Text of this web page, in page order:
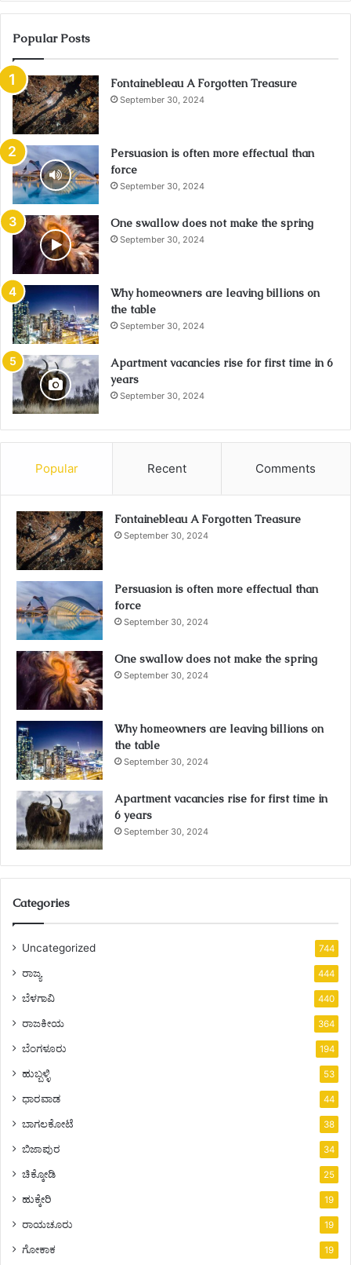
Popular Posts
Fontainebleau A Forgotten Treasure
September 30, 2024
Persuasion is often more effectual than
force
September 30, 2024
One swallow does not make the spring
September 30, 2024
Why homeowners are leaving billions on
the table
September 30, 2024
Apartment vacancies rise for first time in 6
years
September 30, 2024
Popular Recent Comments
Fontainebleau A Forgotten Treasure
September 30, 2024
Persuasion is often more effectual than
force
September 30, 2024
One swallow does not make the spring
September 30, 2024
Why homeowners are leaving billions on
the table
September 30, 2024
Apartment vacancies rise for first time in
6 years
September 30, 2024
Categories
Uncategorized 744
ರಾಜ್ಯ 444
ಬೆಳಗಾವಿ 440
ರಾಜಕೀಯ 364
ಬೆಂಗಳೂರು 194
ಹುಬ್ಬಳ್ಳಿ 53
ಧಾರವಾಡ 44
ಬಾಗಲಕೋಟೆ 38
ಬಿಜಾಪುರ 34
ಚಿಕ್ಕೋಡಿ 25
ಹುಕ್ಕೇರಿ 19
ರಾಯಚೂರು 19
ಗೋಕಾಕ 19